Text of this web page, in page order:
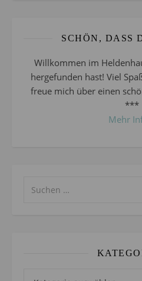
SCHÖN, DASS
Willkommen im
hergefunden hast! Viel
freue mich über einen
***
Mehr